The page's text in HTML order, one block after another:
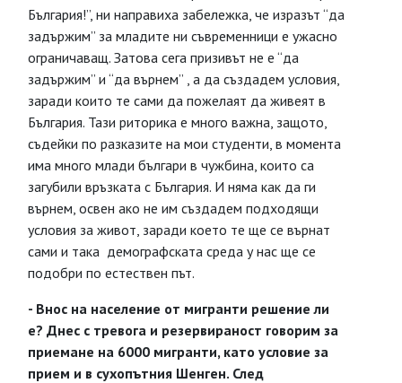
България!”, ни направиха забележка, че изразът “да
задържим” за младите ни съвременници е ужасно
ограничаващ. Затова сега призивът не е “да
задържим” и “да върнем” , а да създадем условия,
заради които те сами да пожелаят да живеят в
България. Тази риторика е много важна, защото,
съдейки по разказите на мои студенти, в момента
има много млади българи в чужбина, които са
загубили връзката с България. И няма как да ги
върнем, освен ако не им създадем подходящи
условия за живот, заради което те ще се върнат
сами и така демографската среда у нас ще се
подобри по естествен път.
- Внос на население от мигранти решение ли
е? Днес с тревога и резервираност говорим за
приемане на 6000 мигранти, като условие за
прием и в сухопътния Шенген. След